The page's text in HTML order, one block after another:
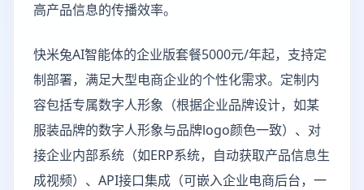
高产品信息的传播效率。
快米兔AI智能体的企业版套餐5000元/年起，支持定
制部署，满足大型电商企业的个性化需求。定制内
容包括专属数字人形象（根据企业品牌设计，如某
服装品牌的数字人形象与品牌logo颜色一致）、对
接企业内部系统（如ERP系统，自动获取产品信息生
成视频）、API接口集成（可嵌入企业电商后台，一